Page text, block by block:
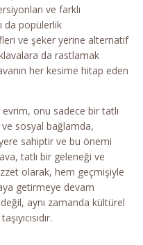
ve farklı
da popülerlik
ve şeker yerine alternatif
da rastlamak
her kesime hitap eden
onu sadece bir tatlı
ve sosyal bağlamda,
sahiptir ve bu önemi
tatlı bir geleneği ve
olarak, hem geçmişiyle
getirmeye devam
aynı zamanda kültürel